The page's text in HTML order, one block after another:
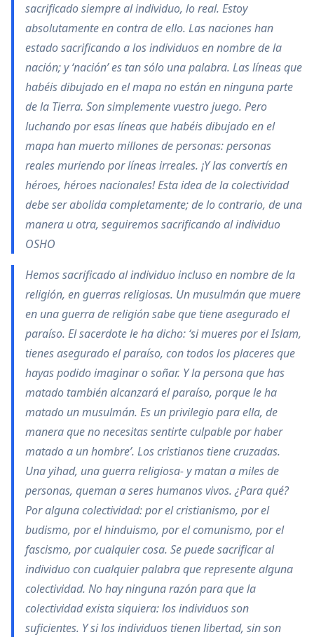
sacrificado siempre al individuo, lo real. Estoy
absolutamente en contra de ello. Las naciones han
estado sacrificando a los individuos en nombre de la
nación; y ‘nación’ es tan sólo una palabra. Las líneas que
habéis dibujado en el mapa no están en ninguna parte
de la Tierra. Son simplemente vuestro juego. Pero
luchando por esas líneas que habéis dibujado en el
mapa han muerto millones de personas: personas
reales muriendo por líneas irreales. ¡Y las convertís en
héroes, héroes nacionales! Esta idea de la colectividad
debe ser abolida completamente; de lo contrario, de una
manera u otra, seguiremos sacrificando al individuo
OSHO
Hemos sacrificado al individuo incluso en nombre de la
religión, en guerras religiosas. Un musulmán que muere
en una guerra de religión sabe que tiene asegurado el
paraíso. El sacerdote le ha dicho: ‘si mueres por el Islam,
tienes asegurado el paraíso, con todos los placeres que
hayas podido imaginar o soñar. Y la persona que has
matado también alcanzará el paraíso, porque le ha
matado un musulmán. Es un privilegio para ella, de
manera que no necesitas sentirte culpable por haber
matado a un hombre’. Los cristianos tiene cruzadas.
Una yihad, una guerra religiosa- y matan a miles de
personas, queman a seres humanos vivos. ¿Para qué?
Por alguna colectividad: por el cristianismo, por el
budismo, por el hinduismo, por el comunismo, por el
fascismo, por cualquier cosa. Se puede sacrificar al
individuo con cualquier palabra que represente alguna
colectividad. No hay ninguna razón para que la
colectividad exista siquiera: los individuos son
suficientes. Y si los individuos tienen libertad, sin son